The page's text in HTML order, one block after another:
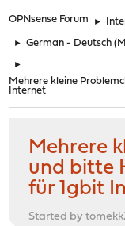
OPNsense Forum ►
► German - Deutsch
►
Mehrere kleine
Internet
Mehrere
und bitte
für 1gbit
Started by